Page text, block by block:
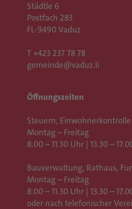
Städtle 6
Postfach 283
FL-9490 Vaduz
T +423 237 78 78
gemeinde@vaduz.li
Öffnungszeiten
Steuern, Einwohnerkontrolle
Montag – Freitag
8.00 – 11.30 Uhr | 13.30 –
Bauverwaltung, Rathaus,
Montag – Freitag
8.00 – 11.30 Uhr | 13.30 –
oder nach telefonischer